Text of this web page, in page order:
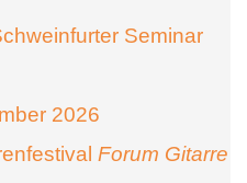
Seminar
2026
Forum Gitarre